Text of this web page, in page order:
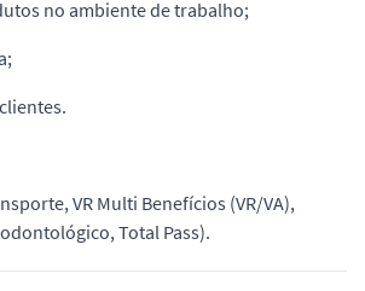
no ambiente de trabalho;
VR Multi Benefícios (VR/VA),
Total Pass).